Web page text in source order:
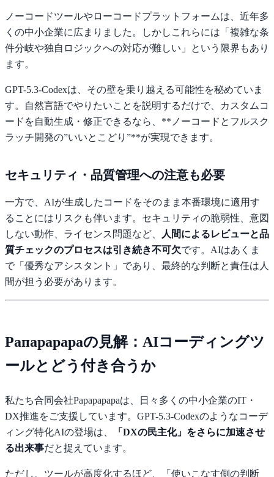
ノーコードツールやローコードプラットフォームは、近年多
くの中小企業に広まりました。しかしこれらには「複雑な条
件分岐や独自ロジックへの対応が難しい」という限界もあり
ます。
GPT-5.3-Codexは、その壁を乗り越える可能性を秘めていま
す。自然言語でやりたいことを説明するだけで、カスタムコ
ードを自動生成・修正できるなら、**ノーコードとフルスク
ラッチ開発の”いいとこどり”**が実現できます。
セキュリティ・品質管理への注意も必要
一方で、AIが生成したコードをそのまま本番環境に適用す
ることにはリスクも伴います。セキュリティの脆弱性、意図
しない動作、ライセンス問題など、
人間によるレビューと品
質チェックのプロセスは引き続き不可欠です。AIはあくま
で「優秀なアシスタント」であり、最終的な判断と責任は人
間が担う必要があります。
Pапapаpаpaの見解：AIコーディングツ
ールとどう付き合うか
私たち合同会社Papapаpapaは、日々多くの中小企業のIT・
DX推進をご支援しています。GPT-5.3-Codexのようなコーデ
ィング特化AIの登場は、
「DXの民主化」をさらに加速させ
る出来事だと捉えています。
ただし、ツールが高度化するほど、「使いこなす側の判断